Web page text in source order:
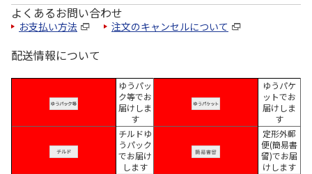
よくあるお問い合わせ
お支払い方法 注文のキャンセルについて
配送情報について
ゆうパッ
ク等でお
届けしま
す
ゆうパケ
ットでお
届けしま
す
チルドゆ
うパック
でお届け
します
定形外郵
便(簡易書
留)でお届
けします